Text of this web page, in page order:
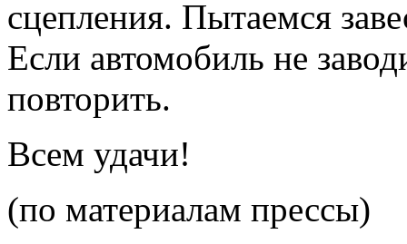
сцепления. Пытаемся
Если автомобиль не
повторить.
Всем удачи!
(по материалам прессы)